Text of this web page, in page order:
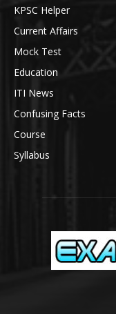
KPSC Helper
Current Affairs
Mock Test
Education
ITI News
Confusing Facts
Course
Syllabus